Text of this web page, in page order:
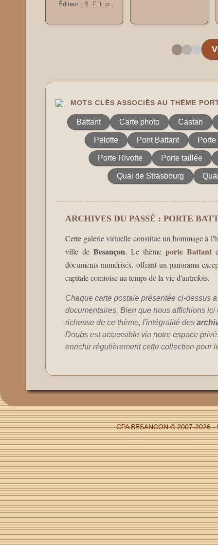
Éditeur : B. F. Lux
MOTS CLÉS ASSOCIÉS AU THÈME
Battant Carte photo Castan
Pelotte Pont Battant Porte
Porte Rivotte Porte taillée
Quai de Strasbourg
ARCHIVES DU PASSÉ : PORTE
Cette galerie virtuelle constitue un hommage à
ville de Besançon. Le thème porte Battant
documents numérisés, offrant un panorama
capitale comtoise au temps de la vie d'autrefois.
Chaque carte postale présentée ci-dessus
documentaires. Bien que nous affichions
richesse de ce thème, l'intégralité des
Doubs est accessible via notre espace
enrichir régulièrement cette collection pour
CPA BESANCON © 2007-2026